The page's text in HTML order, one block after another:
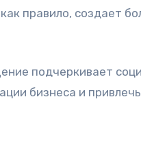
правило, создает
подчеркивает
бизнеса и